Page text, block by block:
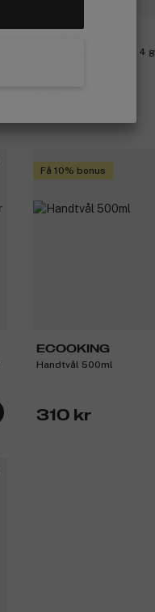
Matte Lipstick Vinbär 4 g
Få 10% bonus
ECOOKING
Handtvål 500ml
310 kr